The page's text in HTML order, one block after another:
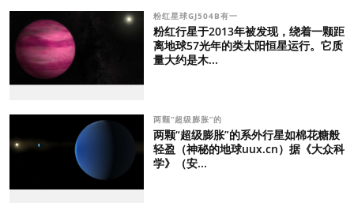
粉红星球GJ504B有一
粉红行星于2013年被发现，绕着一颗距
离地球57光年的类太阳恒星运行。它质
量大约是木...
两颗“超级膨胀”的
两颗“超级膨胀”的系外行星如棉花糖般
轻盈（神秘的地球uux.cn）据《大众科
学》（安...